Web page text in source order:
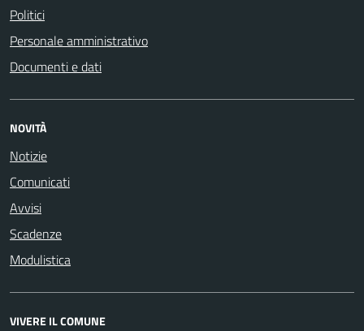
Politici
Personale amministrativo
Documenti e dati
NOVITÀ
Notizie
Comunicati
Avvisi
Scadenze
Modulistica
VIVERE IL COMUNE